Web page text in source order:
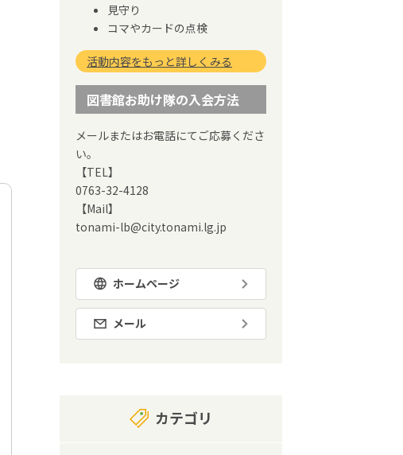
見守り
コマやカードの点検
活動内容をもっと詳しくみる
図書館お助け隊の入会方法
メールまたはお電話にてご応募くださ
い。
【TEL】
0763-32-4128
【Mail】
tonami-lb@city.tonami.lg.jp
ホームページ
メール
カテゴリ